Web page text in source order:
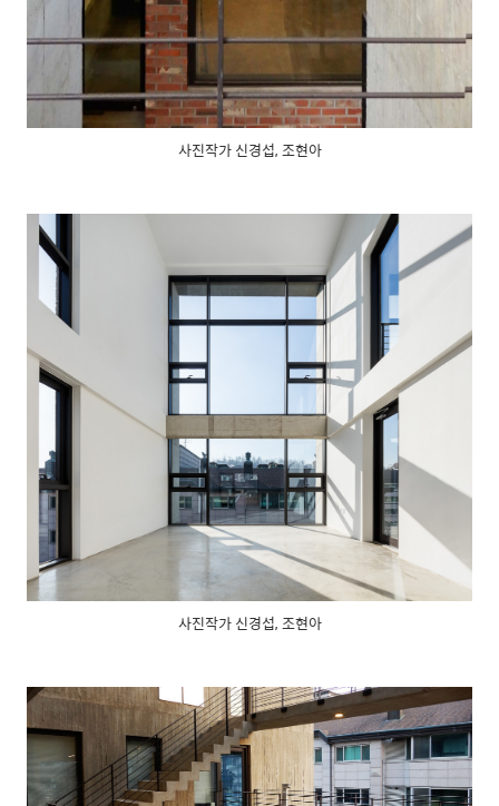
사진작가 신경섭, 조현아
사진작가 신경섭, 조현아